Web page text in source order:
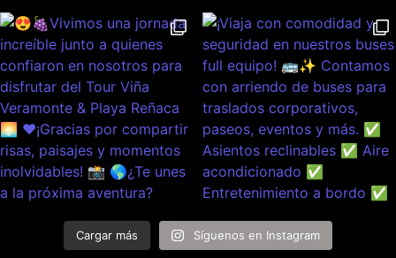
Cargar más Síguenos en Instagram